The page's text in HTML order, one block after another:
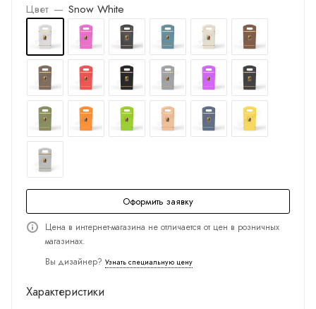
Цвет — Snow White
Оформить заявку
Цена в интернет-магазина не отличается от цен в розничных
магазинах.
Вы дизайнер? Узнать специальную цену
Характеристики